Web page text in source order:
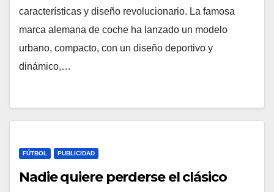
características y diseño revolucionario. La famosa
marca alemana de coche ha lanzado un modelo
urbano, compacto, con un diseño deportivo y
dinámico,…
FÚTBOL PUBLICIDAD
Nadie quiere perderse el clásico